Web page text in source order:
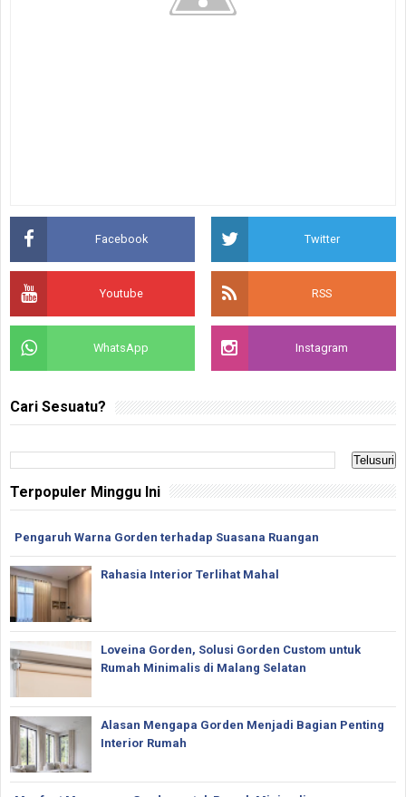
Facebook Twitter
Youtube RSS
WhatsApp Instagram
Cari Sesuatu?
Terpopuler Minggu Ini
Pengaruh Warna Gorden terhadap Suasana Ruangan
Rahasia Interior Terlihat Mahal
Loveina Gorden, Solusi Gorden Custom untuk
Rumah Minimalis di Malang Selatan
Alasan Mengapa Gorden Menjadi Bagian Penting
Interior Rumah